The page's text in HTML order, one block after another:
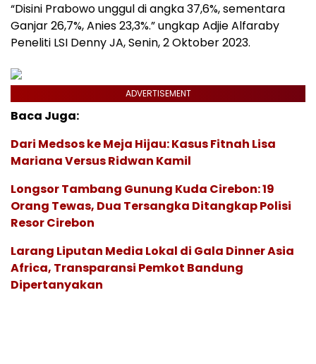
“Disini Prabowo unggul di angka 37,6%, sementara
Ganjar 26,7%, Anies 23,3%.” ungkap Adjie Alfaraby
Peneliti LSI Denny JA, Senin, 2 Oktober 2023.
ADVERTISEMENT
Baca Juga:
Dari Medsos ke Meja Hijau: Kasus Fitnah Lisa
Mariana Versus Ridwan Kamil
Longsor Tambang Gunung Kuda Cirebon: 19
Orang Tewas, Dua Tersangka Ditangkap Polisi
Resor Cirebon
Larang Liputan Media Lokal di Gala Dinner Asia
Africa, Transparansi Pemkot Bandung
Dipertanyakan